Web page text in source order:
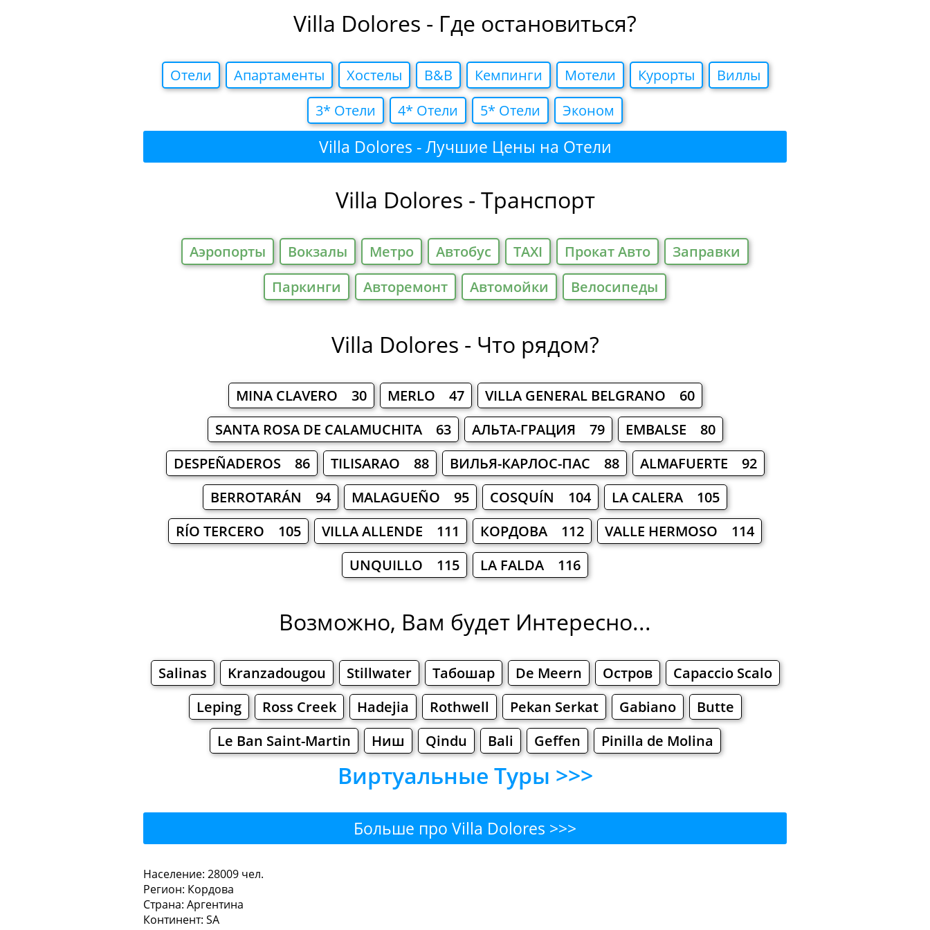
Villa Dolores - Где остановиться?
Отели Апартаменты Хостелы B&B Кемпинги Мотели Курорты
Виллы
3* Отели
4* Отели 5* Отели Эконом
Villa Dolores - Лучшие Цены на Отели
Villa Dolores - Транспорт
Аэропорты Вокзалы Метро Автобус TAXI Прокат Авто
Заправки
Паркинги
Авторемонт Автомойки Велосипеды
Villa Dolores - Что рядом?
MINA CLAVERO 30 MERLO 47
VILLA GENERAL BELGRANO 60
SANTA ROSA DE CALAMUCHITA 63
АЛЬТА-ГРАЦИЯ 79
EMBALSE 80
DESPEÑADEROS 86
TILISARAO 88 ВИЛЬЯ-КАРЛОС-ПАС 88
ALMAFUERTE 92
BERROTARÁN 94
MALAGUEÑO 95 COSQUÍN 104
LA CALERA 105
RÍO TERCERO 105
VILLA ALLENDE 111 КОРДОВА 112
VALLE HERMOSO 114
UNQUILLO 115
LA FALDA 116
Возможно, Вам будет Интересно...
Salinas Kranzadougou Stillwater Табошар De Meern Остров
Capaccio Scalo
Leping
Ross Creek Hadejia Rothwell Pekan Serkat Gabiano
Butte
Le Ban Saint-Martin
Ниш Qindu Bali Geffen Pinilla de Molina
Виртуальные Туры >>>
Больше про Villa Dolores >>>
Villa Dolores - Где поесть или перекусить?
Рестораны
Население: 28009 чел.
Регион: Кордова
Страна: Аргентина
Континент: SA